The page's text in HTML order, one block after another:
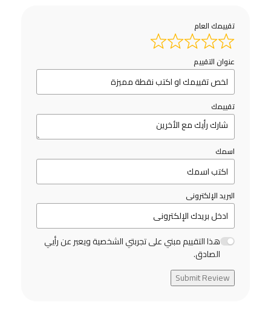
تقييمك العام
عنوان التقييم
تقييمك
اسمك
البريد الإلكترونى
هذا التقييم مبني على تجربتي الشخصية ويعبر عن رأيي
الصادق.
Submit Review